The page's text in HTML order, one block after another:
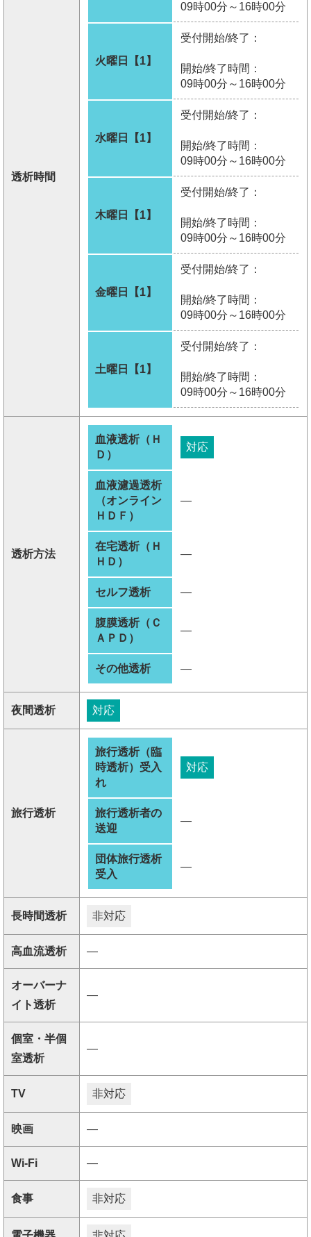
透析時間
09時00分～16時00分
火曜日【1】
受付開始/終了：
開始/終了時間：
09時00分～16時00分
水曜日【1】
受付開始/終了：
開始/終了時間：
09時00分～16時00分
木曜日【1】
受付開始/終了：
開始/終了時間：
09時00分～16時00分
金曜日【1】
受付開始/終了：
開始/終了時間：
09時00分～16時00分
土曜日【1】
受付開始/終了：
開始/終了時間：
09時00分～16時00分
透析方法
血液透析（Ｈ
Ｄ）
対応
血液濾過透析
（オンライン
ＨＤＦ）
―
在宅透析（Ｈ
ＨＤ）
―
セルフ透析 ―
腹膜透析（Ｃ
ＡＰＤ）
―
その他透析 ―
夜間透析 対応
旅行透析
旅行透析（臨
時透析）受入
れ
対応
旅行透析者の
送迎
―
団体旅行透析
受入
―
長時間透析 非対応
高血流透析 ―
オーバーナ
イト透析
―
個室・半個
室透析
―
TV 非対応
映画 ―
Wi-Fi ―
食事 非対応